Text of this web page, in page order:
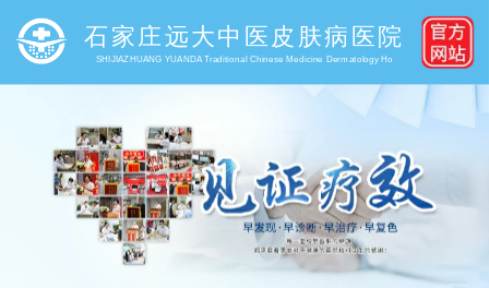
石家庄远大中医皮肤病医院
SHIJIAZHUANG YUANDA Traditional Chinese Medicine Dermatology Ho